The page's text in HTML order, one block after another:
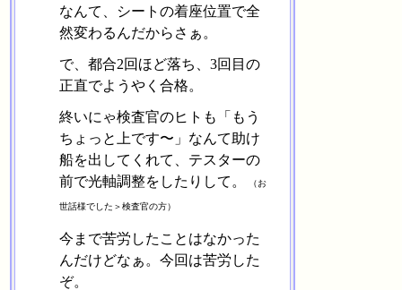
なんて、シートの着座位置で全
然変わるんだからさぁ。
で、都合2回ほど落ち、3回目の
正直でようやく合格。
終いにゃ検査官のヒトも「もう
ちょっと上です〜」なんて助け
船を出してくれて、テスターの
前で光軸調整をしたりして。
（お
世話様でした＞検査官の方）
今まで苦労したことはなかった
んだけどなぁ。今回は苦労した
ぞ。